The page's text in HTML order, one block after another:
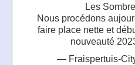
Les
Nous procédons
faire place nette et
nouveauté
— Fraispertuis-